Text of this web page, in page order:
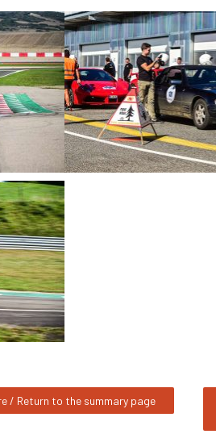
/ Return to the summary page